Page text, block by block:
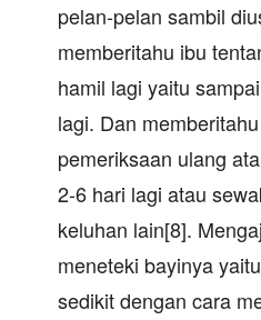
pelan-pelan sambil
memberitahu ibu
hamil lagi yaitu
lagi. Dan
pemeriksaan ulang
2-6 hari lagi atau
keluhan lain[8].
meneteki bayinya
sedikit dengan cara